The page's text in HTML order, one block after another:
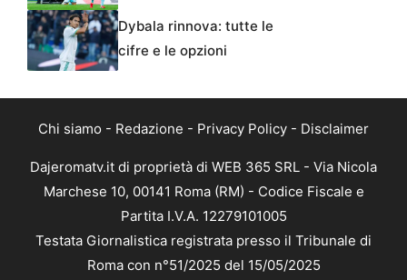
Dybala rinnova: tutte le
cifre e le opzioni
Chi siamo - Redazione - Privacy Policy - Disclaimer
Dajeromatv.it di proprietà di WEB 365 SRL - Via Nicola
Marchese 10, 00141 Roma (RM) - Codice Fiscale e
Partita I.V.A. 12279101005
Testata Giornalistica registrata presso il Tribunale di
Roma con n°51/2025 del 15/05/2025